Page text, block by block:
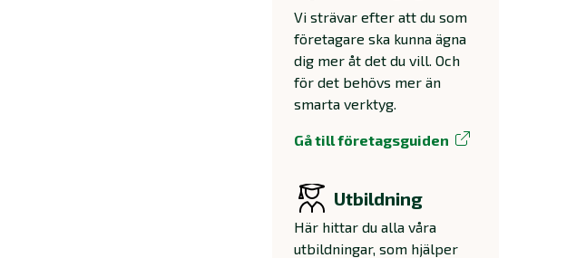
Vi strävar efter att du som
företagare ska kunna ägna
dig mer åt det du vill. Och
för det behövs mer än
smarta verktyg.
Gå till företagsguiden
Utbildning
Här hittar du alla våra
utbildningar, som hjälper